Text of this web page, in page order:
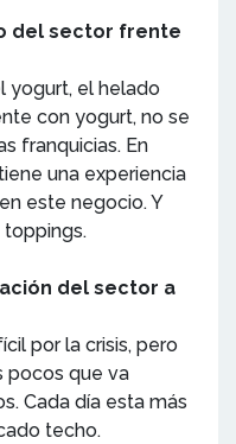
del sector frente
yogurt, el helado
con yogurt, no se
franquicias. En
una experiencia
este negocio. Y
del sector a
por la crisis, pero
pocos que va
Cada día esta más
techo.